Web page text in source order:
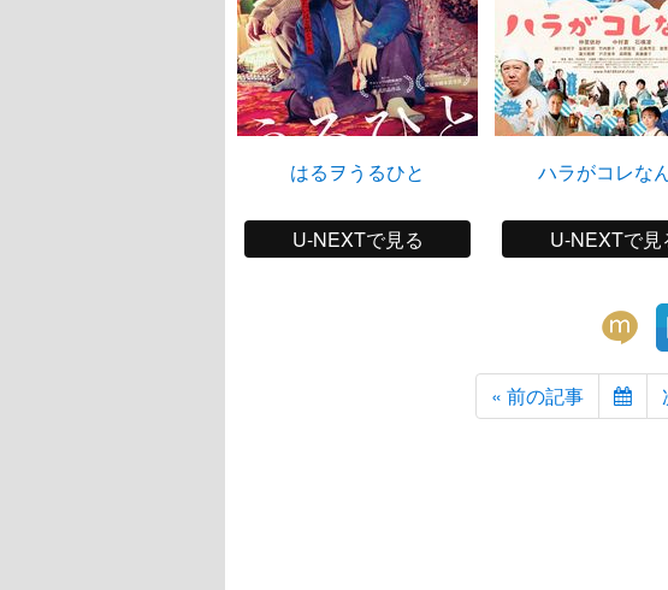
はるヲうるひと
U-NEXTで見る
ハラがコレな
U-NEXTで見
« 前の記事